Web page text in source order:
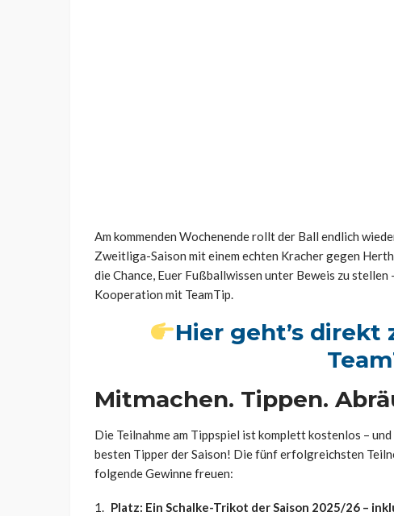
Am kommenden Wochenende rollt der Ball endlich
Zweitliga-Saison mit einem echten Kracher gegen
die Chance, Euer Fußballwissen unter Beweis zu
Kooperation mit TeamTip.
Hier geht’s direkt
Mitmachen. Tippen.
Die Teilnahme am Tippspiel ist komplett kostenlos –
besten Tipper der Saison! Die fünf erfolgreichsten
folgende Gewinne freuen:
Platz: Ein Schalke-Trikot der Saison 2025/26 –